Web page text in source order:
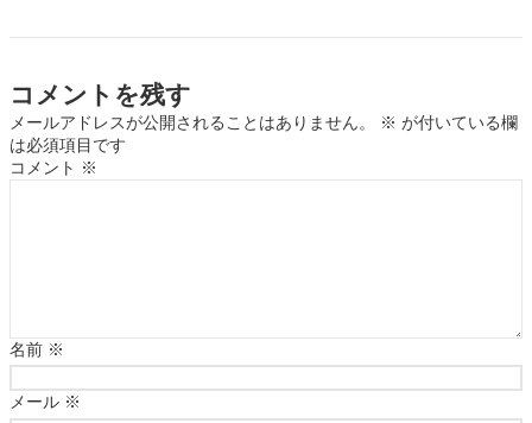
コメントを残す
メールアドレスが公開されることはありません。 ※ が付いている欄
は必須項目です
コメント ※
名前 ※
メール ※